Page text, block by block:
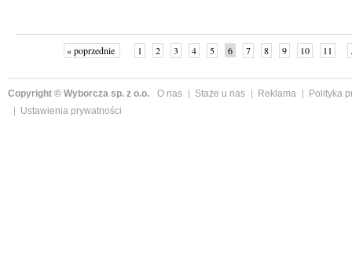
« poprzednie 1 2 3 4 5 6 7 8 9 10 11
Copyright © Wyborcza sp. z o.o. O nas Staże u nas Reklama
Polityka
Ustawienia prywatności